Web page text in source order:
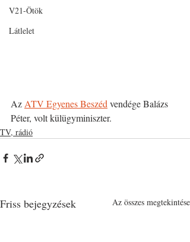
V21-Ötök
Látlelet
Az ATV Egyenes Beszéd vendége Balázs
Péter, volt külügyminiszter.
TV, rádió
Friss bejegyzések Az összes megtekintése